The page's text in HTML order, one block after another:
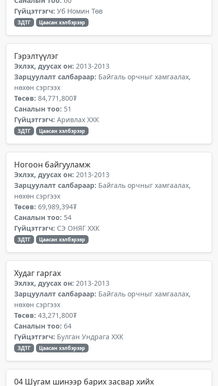
Гүйцэтгэгч: Уб Номин Төв
ЗДТГ Цаасан хэлбэрээр
Гэрэлтүүлэг
Эхлэх, дуусах он: 2013-2013
Зарцуулалт салбараар: Байгаль орчныг хамгаалах,
нөхөн сэргээх
Төсөв: 84,771,800₮
Саналын тоо: 51
Гүйцэтгэгч: Аривлах ХХК
ЗДТГ Цаасан хэлбэрээр
Ногоон байгууламж
Эхлэх, дуусах он: 2013-2013
Зарцуулалт салбараар: Байгаль орчныг хамгаалах,
нөхөн сэргээх
Төсөв: 69,989,394₮
Саналын тоо: 54
Гүйцэтгэгч: СЭ ОНЯГ ХХК
ЗДТГ Цаасан хэлбэрээр
Худаг гаргах
Эхлэх, дуусах он: 2013-2013
Зарцуулалт салбараар: Байгаль орчныг хамгаалах,
нөхөн сэргээх
Төсөв: 43,271,800₮
Саналын тоо: 64
Гүйцэтгэгч: Булган Ундрага ХХК
ЗДТГ Цаасан хэлбэрээр
04 Шугам шинээр барих засвар хийх